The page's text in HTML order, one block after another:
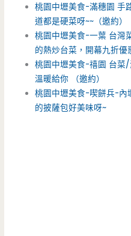
桃園中壢美食-滿穗園 手
道都是硬菜呀~~（邀約）
桃園中壢美食-一葉 台灣
的熱炒台菜，開幕九折優
桃園中壢美食-禧園 台菜
溫暖給你 （邀約）
桃園中壢美食-喫餅兵-內
的披薩包好美味呀~